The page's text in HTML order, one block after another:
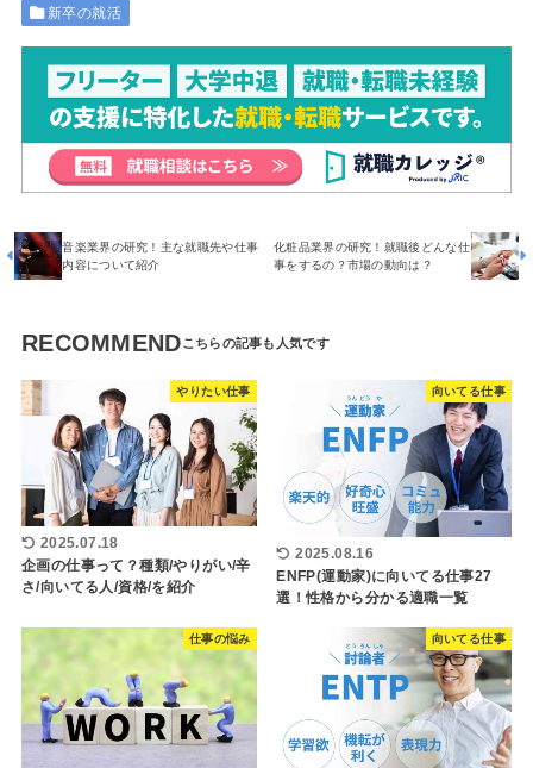
新卒の就活
音楽業界の研究！主な就職先や仕事
内容について紹介
化粧品業界の研究！就職後どんな仕
事をするの？市場の動向は？
RECOMMEND
やりたい仕事
2025.07.18
企画の仕事って？種類/やりがい/辛
さ/向いてる人/資格/を紹介
向いてる仕事
2025.08.16
ENFP(運動家)に向いてる仕事27
選！性格から分かる適職一覧
仕事の悩み 向いてる仕事